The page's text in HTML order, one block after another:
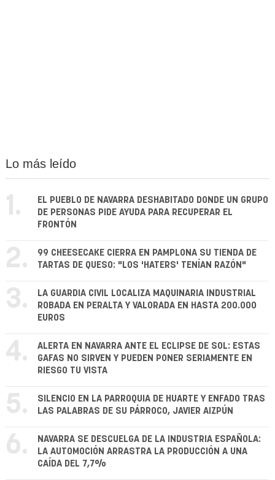
Lo más leído
1.
EL PUEBLO DE NAVARRA DESHABITADO DONDE UN GRUPO
DE PERSONAS PIDE AYUDA PARA RECUPERAR EL
FRONTÓN
2.
99 CHEESECAKE CIERRA EN PAMPLONA SU TIENDA DE
TARTAS DE QUESO: "LOS 'HATERS' TENÍAN RAZÓN"
3.
LA GUARDIA CIVIL LOCALIZA MAQUINARIA INDUSTRIAL
ROBADA EN PERALTA Y VALORADA EN HASTA 200.000
EUROS
4.
ALERTA EN NAVARRA ANTE EL ECLIPSE DE SOL: ESTAS
GAFAS NO SIRVEN Y PUEDEN PONER SERIAMENTE EN
RIESGO TU VISTA
5.
SILENCIO EN LA PARROQUIA DE HUARTE Y ENFADO TRAS
LAS PALABRAS DE SU PÁRROCO, JAVIER AIZPÚN
6.
NAVARRA SE DESCUELGA DE LA INDUSTRIA ESPAÑOLA:
LA AUTOMOCIÓN ARRASTRA LA PRODUCCIÓN A UNA
CAÍDA DEL 7,7%